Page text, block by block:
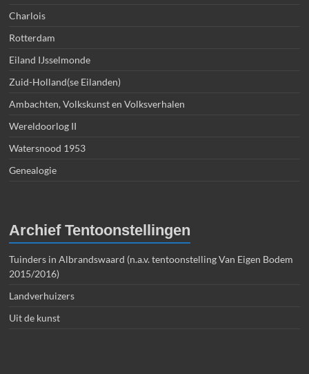
Charlois
Rotterdam
Eiland IJsselmonde
Zuid-Holland(se Eilanden)
Ambachten, Volkskunst en Volksverhalen
Wereldoorlog II
Watersnood 1953
Genealogie
Archief Tentoonstellingen
Tuinders in Albrandswaard (n.a.v. tentoonstelling Van Eigen Bodem
2015/2016)
Landverhuizers
Uit de kunst